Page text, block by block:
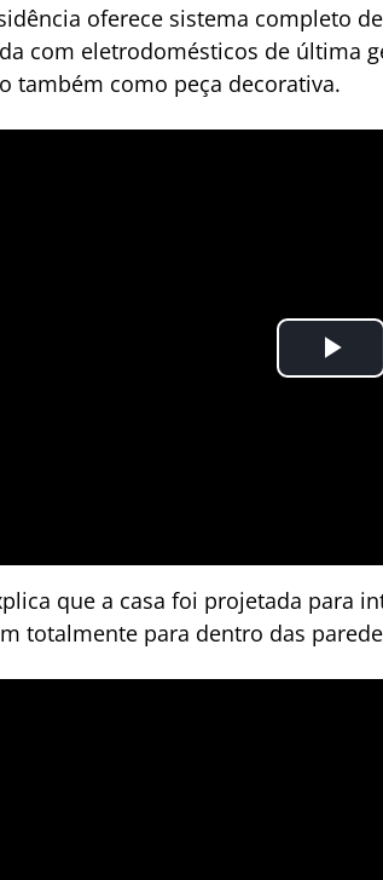
oferece sistema completo
com eletrodomésticos de última
também como peça decorativa.
que a casa foi projetada para
totalmente para dentro das